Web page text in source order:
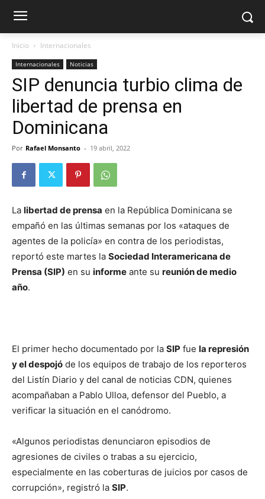
Inicio Internacionales
Internacionales Noticias
SIP denuncia turbio clima de
libertad de prensa en
Dominicana
Por Rafael Monsanto - 19 abril, 2022
La libertad de prensa en la República Dominicana se
empañó en las últimas semanas por los «ataques de
agentes de la policía» en contra de los periodistas,
reportó este martes la Sociedad Interamericana de
Prensa (SIP) en su informe ante su reunión de medio
año.
El primer hecho documentado por la SIP fue la represión
y el despojó de los equipos de trabajo de los reporteros
del Listín Diario y del canal de noticias CDN, quienes
acompañaban a Pablo Ulloa, defensor del Pueblo, a
verificar la situación en el canódromo.
«Algunos periodistas denunciaron episodios de
agresiones de civiles o trabas a su ejercicio,
especialmente en las coberturas de juicios por casos de
corrupción», registró la SIP.